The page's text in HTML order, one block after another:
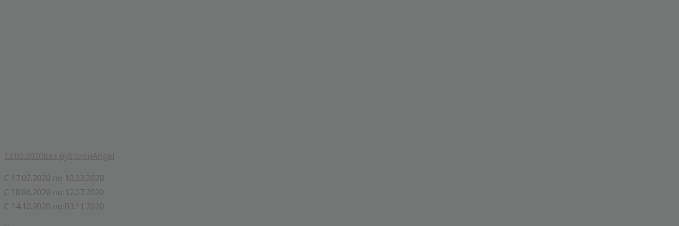
12.02.2020Без рубрикиAngel
С 17.02.2020 по 10.03.2020
С 18.06.2020 по 12.07.2020
С 14.10.2020 по 03.11.2020